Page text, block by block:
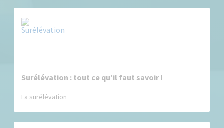
Surélévation : tout ce qu’il faut savoir !
La surélévation